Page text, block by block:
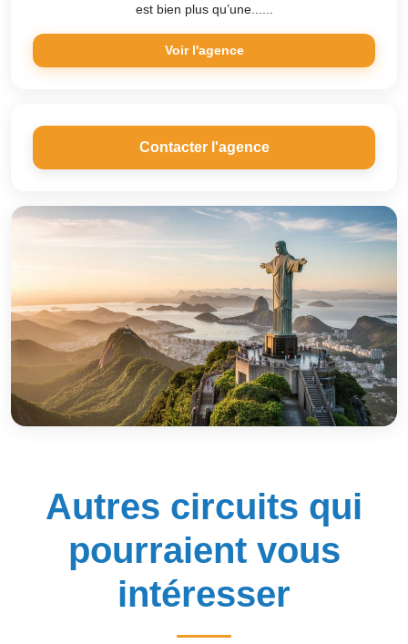
est bien plus qu’une......
Voir l'agence
Contacter l'agence
Autres circuits qui
pourraient vous
intéresser